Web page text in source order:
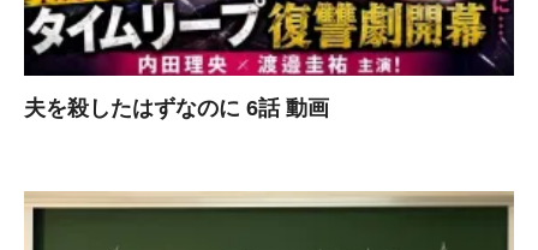
夫を殺したはずなのに 6話 動画